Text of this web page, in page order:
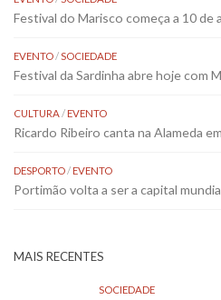
Festival do Marisco começa a 10 de
EVENTO/SOCIEDADE
Festival da Sardinha abre hoje com
CULTURA/EVENTO
Ricardo Ribeiro canta na Alameda
DESPORTO/EVENTO
Portimão volta a ser a capital
MAIS RECENTES
SOCIEDADE